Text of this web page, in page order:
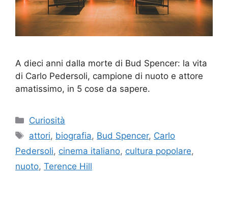
A dieci anni dalla morte di Bud Spencer: la vita
di Carlo Pedersoli, campione di nuoto e attore
amatissimo, in 5 cose da sapere.
Categorie
Curiosità
Tag
attori, biografia, Bud Spencer, Carlo
Pedersoli, cinema italiano, cultura popolare,
nuoto, Terence Hill